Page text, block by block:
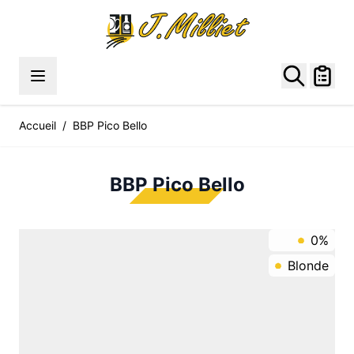
Accueil / BBP Pico Bello
BBP Pico Bello
0%
Blonde